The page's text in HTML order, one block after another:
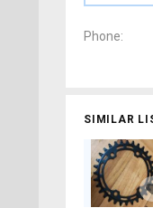
Phone
SIMILAR